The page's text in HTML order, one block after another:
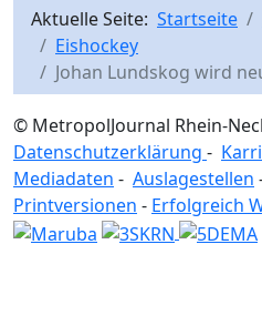
Aktuelle Seite: Startseite
Eishockey
Johan Lundskog wird
© MetropolJournal Rhein-
Datenschutzerklärung -
Mediadaten - Auslagestellen
Printversionen - Erfolgreich